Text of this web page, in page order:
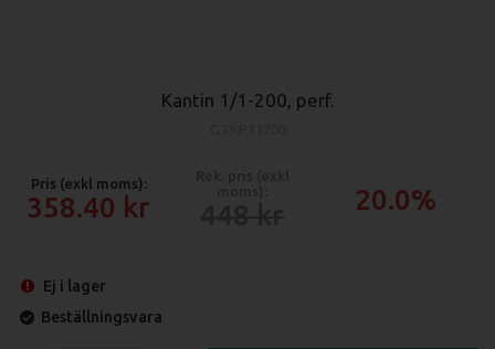
Kantin 1/1-200, perf.
Pris (exkl moms):
358.40 20.0%
Ej i lager
Beställningsvara